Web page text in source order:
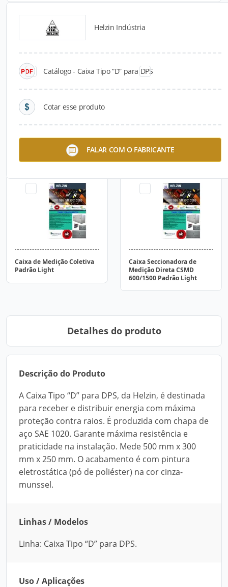
Helzin Indústria
Catálogo - Caixa Tipo “D” para DPS
Cotar esse produto
FALAR COM O FABRICANTE
Catálogos para Download
Quadro de Distribuição
para Embutir (ABS)
Caixa de Medição Coletiva
Padrão Light
Caixa Seccionadora de
Medição Direta CSMD
600/1500 Padrão Light
Detalhes do produto
Descrição do Produto
A Caixa Tipo “D” para DPS, da Helzin, é destinada
para receber e distribuir energia com máxima
proteção contra raios. É produzida com chapa de
aço SAE 1020. Garante máxima resistência e
praticidade na instalação. Mede 500 mm x 300
mm x 250 mm. O acabamento é com pintura
eletrostática (pó de poliéster) na cor cinza-
munssel.
Linhas / Modelos
Linha: Caixa Tipo “D” para DPS.
Uso / Aplicações